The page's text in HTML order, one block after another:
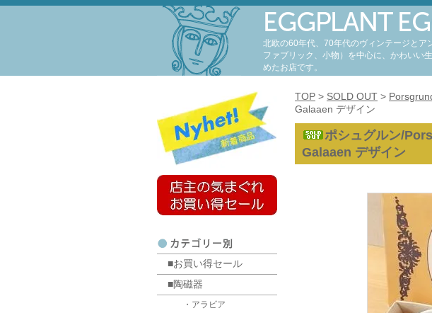
北欧の60年代、70年代のヴィンテージとア
ファブリック、小物）を中心に、かわいい
めたお店です。
TOP > SOLD OUT >
Galaaen デザイン
ポシュグルン/
Galaaen デザイン
■お買い得セール
■陶磁器
・アラビア